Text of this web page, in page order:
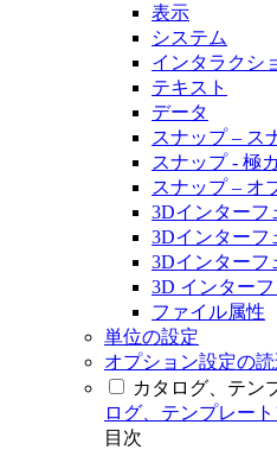
表示
システム
インタラクシ
テキスト
データ
スナップ – ス
スナップ - 極
スナップ – オ
3Dインターフ
3Dインターフ
3Dインターフ
3D インター
ファイル属性
単位の設定
オプション設定の
カタログ、テン
ログ、テンプレー
目次